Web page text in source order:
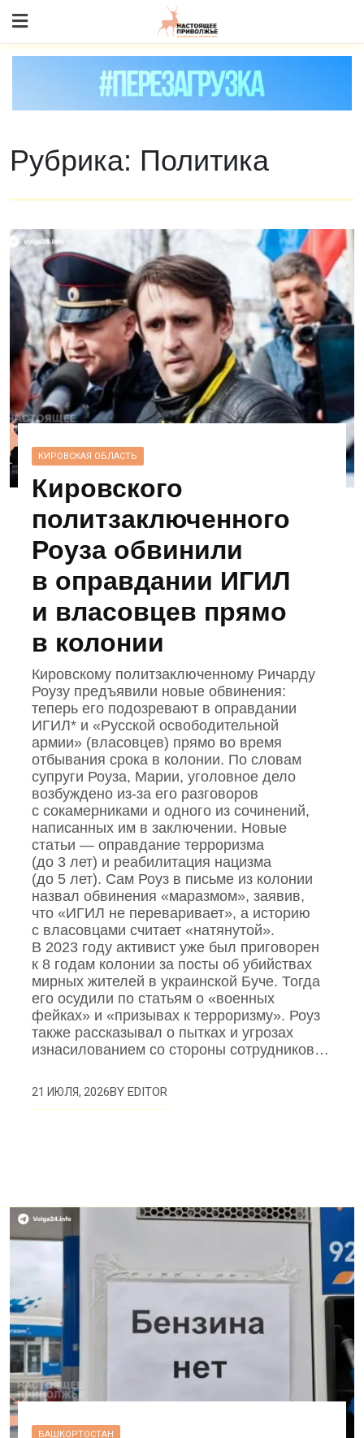
to content
Рубрика: Политика
КИРОВСКАЯ ОБЛАСТЬ
Кировского
политзаключенного
Роуза обвинили
в оправдании ИГИЛ
и власовцев прямо
в колонии
Кировскому политзаключенному Ричарду
Роузу предъявили новые обвинения:
теперь его подозревают в оправдании
ИГИЛ* и «Русской освободительной
армии» (власовцев) прямо во время
отбывания срока в колонии. По словам
супруги Роуза, Марии, уголовное дело
возбуждено из‑за его разговоров
с сокамерниками и одного из сочинений,
написанных им в заключении. Новые
статьи — оправдание терроризма
(до 3 лет) и реабилитация нацизма
(до 5 лет). Сам Роуз в письме из колонии
назвал обвинения «маразмом», заявив,
что «ИГИЛ не переваривает», а историю
с власовцами считает «натянутой».
В 2023 году активист уже был приговорен
к 8 годам колонии за посты об убийствах
мирных жителей в украинской Буче. Тогда
его осудили по статьям о «военных
фейках» и «призывах к терроризму». Роуз
также рассказывал о пытках и угрозах
изнасилованием со стороны сотрудников…
21 ИЮЛЯ, 2026BYEDITOR
БАШКОРТОСТАН